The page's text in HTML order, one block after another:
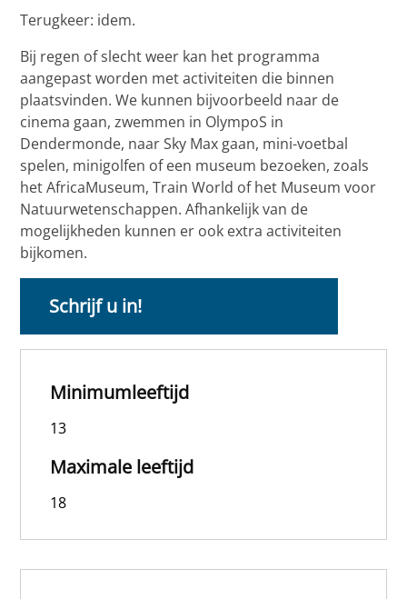
Terugkeer: idem.
Bij regen of slecht weer kan het programma
aangepast worden met activiteiten die binnen
plaatsvinden. We kunnen bijvoorbeeld naar de
cinema gaan, zwemmen in OlympoS in
Dendermonde, naar Sky Max gaan, mini-voetbal
spelen, minigolfen of een museum bezoeken, zoals
het AfricaMuseum, Train World of het Museum voor
Natuurwetenschappen. Afhankelijk van de
mogelijkheden kunnen er ook extra activiteiten
bijkomen.
Schrijf u in!
Minimumleeftijd
13
Maximale leeftijd
18